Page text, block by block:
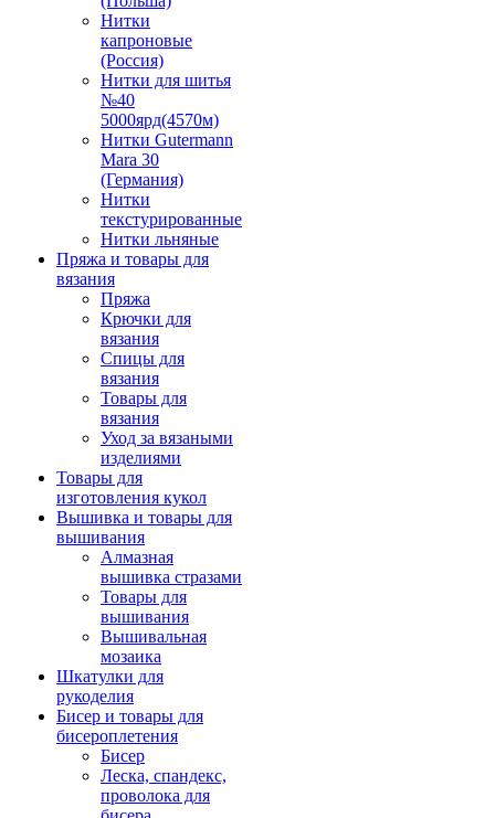
Нитки
капроновые
(Россия)
Нитки для шитья
№40
5000ярд(4570м)
Нитки Gutermann
Mara 30
(Германия)
Нитки
текстурированные
Нитки льняные
Пряжа и товары для
вязания
Пряжа
Крючки для
вязания
Спицы для
вязания
Товары для
вязания
Уход за вязаными
изделиями
Товары для
изготовления кукол
Вышивка и товары для
вышивания
Алмазная
вышивка стразами
Товары для
вышивания
Вышивальная
мозаика
Шкатулки для
рукоделия
Бисер и товары для
бисероплетения
Бисер
Леска, спандекс,
проволока для